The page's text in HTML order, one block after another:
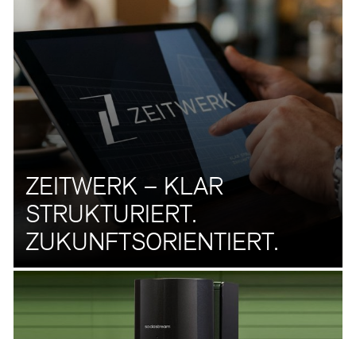
ZEITWERK – KLAR
STRUKTURIERT.
ZUKUNFTSORIENTIERT.